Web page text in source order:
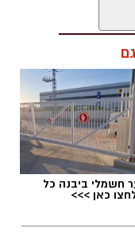
ביבנה
חשמלי ביבנה כל
כאן >>>